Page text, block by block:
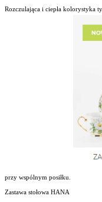
Rozczulająca i ciepła kolorystyka
przy wspólnym posiłku.
Zastawa stołowa HANA